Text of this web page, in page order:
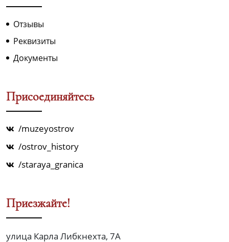
Отзывы
Реквизиты
Документы
Присоединяйтесь
/muzeyostrov
/ostrov_history
/staraya_granica
Приезжайте!
улица Карла Либкнехта, 7А